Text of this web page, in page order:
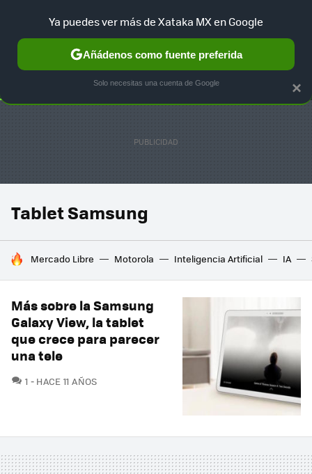
SELECCIÓN GAMING HOME AUTO TERRITORIO
Tablet Samsung
HOY SE HABLA DE
Mercado Libre Motorola Inteligencia Artificial IA
Más sobre la Samsung
Galaxy View, la tablet
que crece para parecer
una tele
1 COMENTARIOS
HACE 11 AÑOS
×
Ya puedes ver más de Xataka MX en Google
Añádenos como fuente preferida
Solo necesitas una cuenta de Google